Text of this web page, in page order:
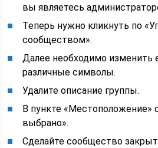
вы являетесь
Теперь нужно кликнуть по
сообществом».
Далее необходимо изменить
различные символы.
Удалите описание группы.
В пункте «Местоположение»
выбрано».
Сделайте сообщество